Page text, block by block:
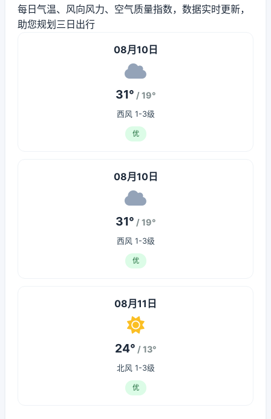
每日气温、风向风力、空气质量指数，数据实时更新，
助您规划三日出行
08月10日
31° / 19°
西风 1-3级
优
08月10日
31° / 19°
西风 1-3级
优
08月11日
24° / 13°
北风 1-3级
优